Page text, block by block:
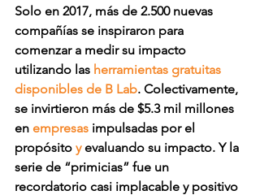
Solo en 2017, más de 2.500 nuevas
compañías se inspiraron para
comenzar a medir su impacto
utilizando las herramientas gratuitas
disponibles de B Lab. Colectivamente,
se invirtieron más de $5.3 mil millones
en empresas impulsadas por el
propósito y evaluando su impacto. Y la
serie de “primicias” fue un
recordatorio casi implacable y positivo